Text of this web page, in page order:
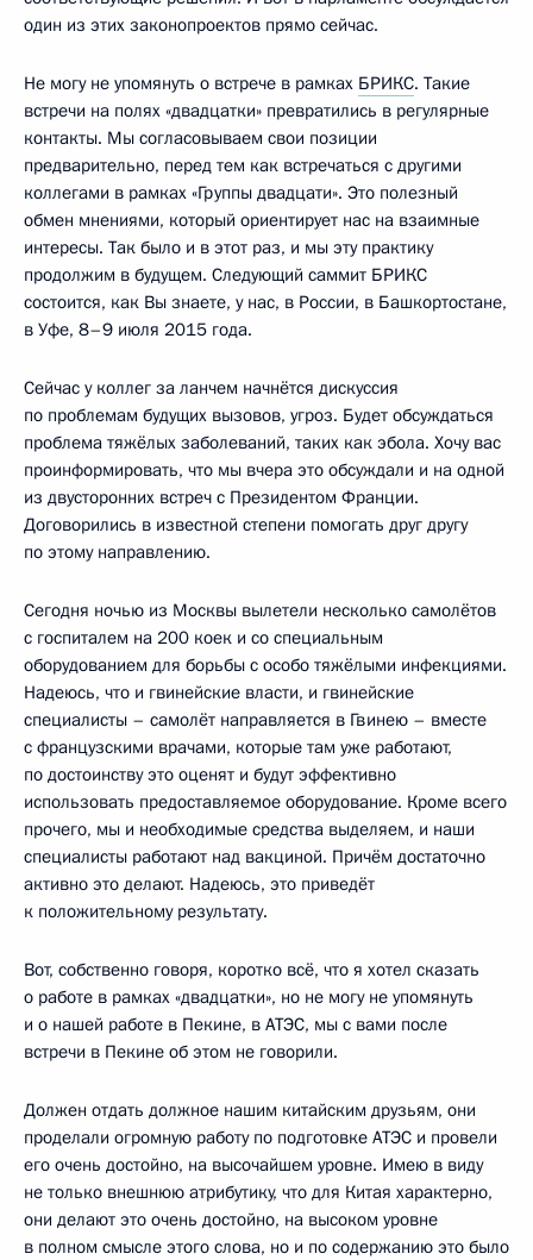
один из этих законопроектов прямо сейчас.
Не могу не упомянуть о встрече в рамках БРИКС. Такие
встречи на полях «двадцатки» превратились в регулярные
контакты. Мы согласовываем свои позиции
предварительно, перед тем как встречаться с другими
коллегами в рамках «Группы двадцати». Это полезный
обмен мнениями, который ориентирует нас на взаимные
интересы. Так было и в этот раз, и мы эту практику
продолжим в будущем. Следующий саммит БРИКС
состоится, как Вы знаете, у нас, в России, в Башкортостане,
в Уфе, 8–9 июля 2015 года.
Сейчас у коллег за ланчем начнётся дискуссия
по проблемам будущих вызовов, угроз. Будет обсуждаться
проблема тяжёлых заболеваний, таких как эбола. Хочу вас
проинформировать, что мы вчера это обсуждали и на одной
из двусторонних встреч с Президентом Франции.
Договорились в известной степени помогать друг другу
по этому направлению.
Сегодня ночью из Москвы вылетели несколько самолётов
с госпиталем на 200 коек и со специальным
оборудованием для борьбы с особо тяжёлыми инфекциями.
Надеюсь, что и гвинейские власти, и гвинейские
специалисты – самолёт направляется в Гвинею – вместе
с французскими врачами, которые там уже работают,
по достоинству это оценят и будут эффективно
использовать предоставляемое оборудование. Кроме всего
прочего, мы и необходимые средства выделяем, и наши
специалисты работают над вакциной. Причём достаточно
активно это делают. Надеюсь, это приведёт
к положительному результату.
Вот, собственно говоря, коротко всё, что я хотел сказать
о работе в рамках «двадцатки», но не могу не упомянуть
и о нашей работе в Пекине, в АТЭС, мы с вами после
встречи в Пекине об этом не говорили.
Должен отдать должное нашим китайским друзьям, они
проделали огромную работу по подготовке АТЭС и провели
его очень достойно, на высочайшем уровне. Имею в виду
не только внешнюю атрибутику, что для Китая характерно,
они делают это очень достойно, на высоком уровне
в полном смысле этого слова, но и по содержанию это было